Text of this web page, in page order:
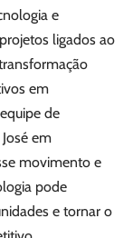
e
ligados ao
em
de
em
movimento e
pode
e tornar o